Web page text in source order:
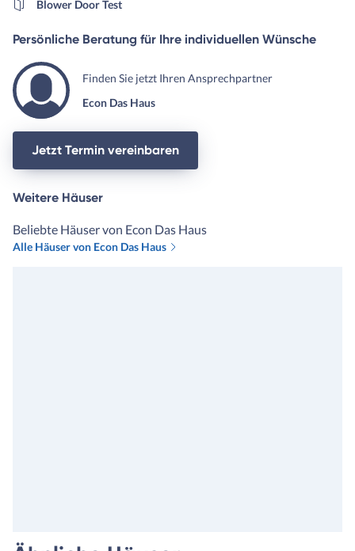
Blower Door Test
Persönliche Beratung für Ihre individuellen Wünsche
Finden Sie jetzt Ihren Ansprechpartner
Econ Das Haus
Jetzt Termin vereinbaren
Weitere Häuser
Beliebte Häuser von Econ Das Haus
Alle Häuser von Econ Das Haus